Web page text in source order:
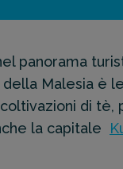
panorama
della Malesia è
di tè,
la capitale